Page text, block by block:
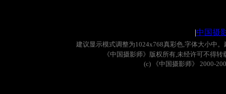
|中国摄
建议显示模式调整为1024x768真彩色,字体大小中。
《中国摄影师》版权所有,未经许可不得转
(c)
《中国摄影师》 2000-200